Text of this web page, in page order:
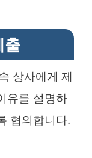
출
상사에게 제
유를 설명하
협의합니다.